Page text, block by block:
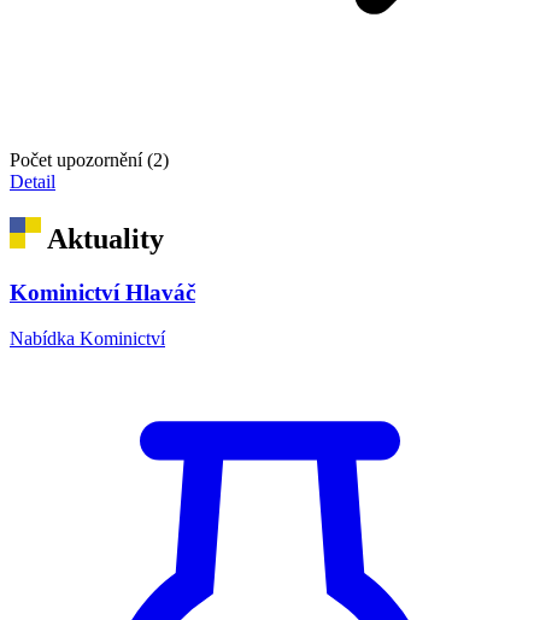
Počet upozornění (2)
Detail
Aktuality
Kominictví Hlaváč
Nabídka Kominictví